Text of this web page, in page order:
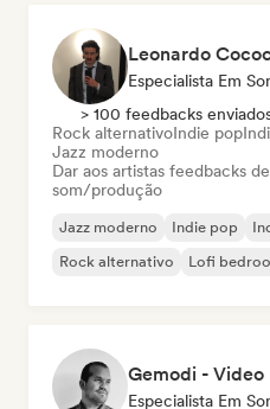
Leonardo
Especialista Em
> 100 feedbacks
Rock alternativoIndie pop
Jazz moderno
Dar aos artistas feedbacks
som/produção
Jazz moderno Indie pop
Rock alternativo
Lofi
Gemodi -
Especialista Em